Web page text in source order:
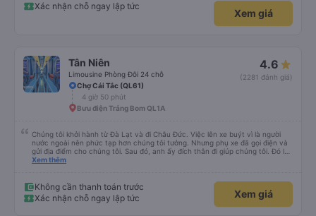
Xác nhận chỗ ngay lập tức
Xem giá
Tân Niên
Limousine Phòng Đôi 24 chỗ
4.6
(2281 đánh giá)
Chợ Cái Tắc (QL61)
4 giờ 50 phút
Bưu điện Trảng Bom QL1A
Chúng tôi khởi hành từ Đà Lạt và đi Châu Đức. Việc lên xe buýt vì là người
nước ngoài nên phức tạp hơn chúng tôi tưởng. Nhưng phụ xe đã gọi điện và
gửi địa điểm cho chúng tôi. Sau đó, anh ấy đích thân đi giúp chúng tôi. Đó là
lần đầu tiên đi xe giường nằm với hai đứa trẻ nhỏ khá thú vị. Chúng tôi không
điểm dừng, họ đánh thức chúng tôi dậy và đảm bảo chúng tôi đã sẵn sàng.
Nhìn chung, đó là một trải nghiệm tốt. Mỗi giường đều có gối và chăn, và đủ
chỗ cho 1 người lớn và 1 trẻ em nằm thoải mái.
Xem thêm
Không cần thanh toán trước
Xác nhận chỗ ngay lập tức
Xem giá